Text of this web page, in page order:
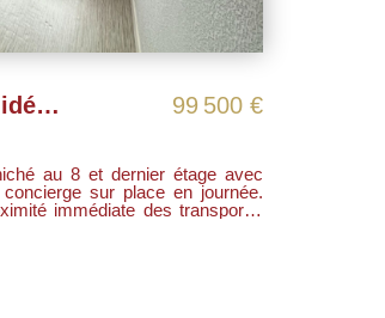
Studio lumineux au dernier étage - idéal investisseur ou étudiant | Toulouse - Montaudran 99 500 €
au 8 et dernier étage avec
sur place en journée.
immédiate des transports,